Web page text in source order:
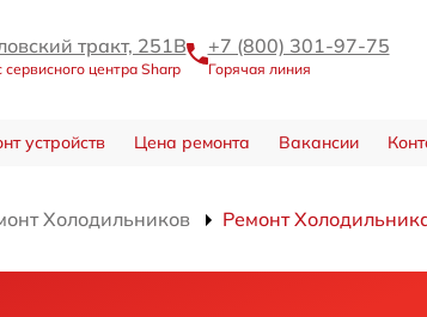
тракт, 251В
сервисного центра Sharp
+7 (800) 301-97-75
Горячая линия
устройств Цена ремонта Вакансии
Холодильников Ремонт